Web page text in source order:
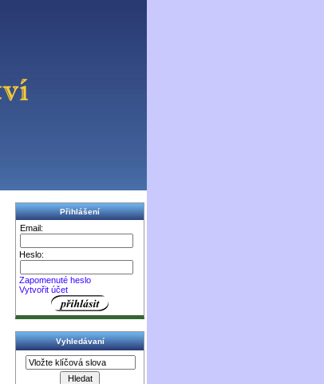
Přihlášení
Email:
Heslo:
Zapomenuté heslo
Vytvořit účet
Vyhledávaní